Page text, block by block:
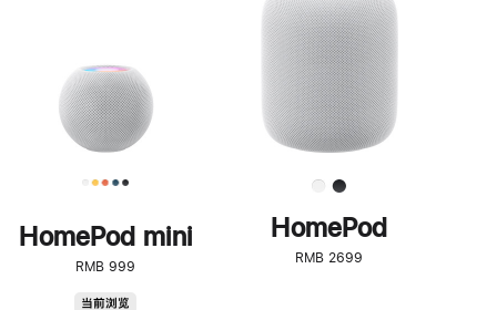
HomePod mini
RMB 999
当前浏览
了
解
HomePod<
HomePod
RMB 2699